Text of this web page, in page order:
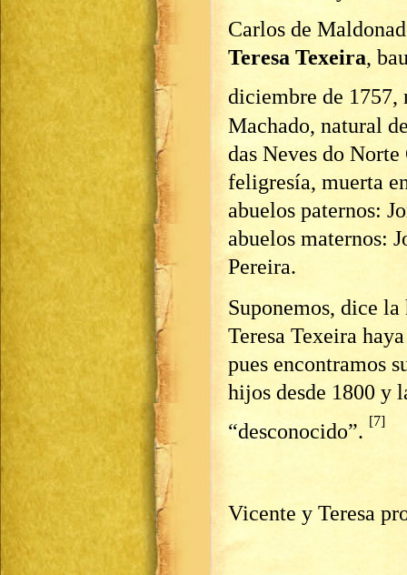
Carlos de
Teresa Texeira,
diciembre de
Machado, natural
das Neves do
feligresía, muerta
abuelos paternos:
abuelos maternos:
Pereira.
Suponemos, dice
Teresa Texeira
pues encontramos
hijos desde 1800 y
“desconocido”. [7]
Vicente y Teresa